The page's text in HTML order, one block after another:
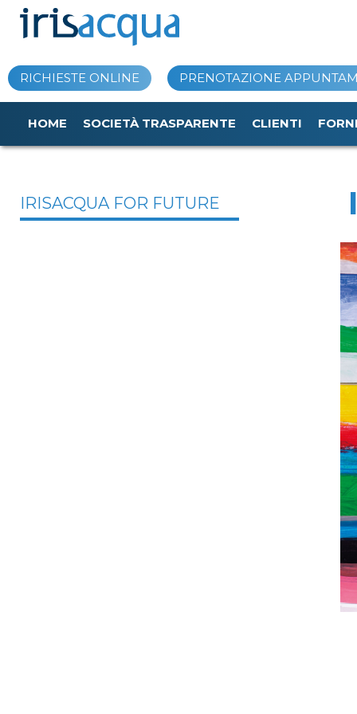
RICHIESTE ONLINE PRENOTAZIONE
HOME SOCIETÀ TRASPARENTE CLIENTI
IRISACQUA FOR FUTURE